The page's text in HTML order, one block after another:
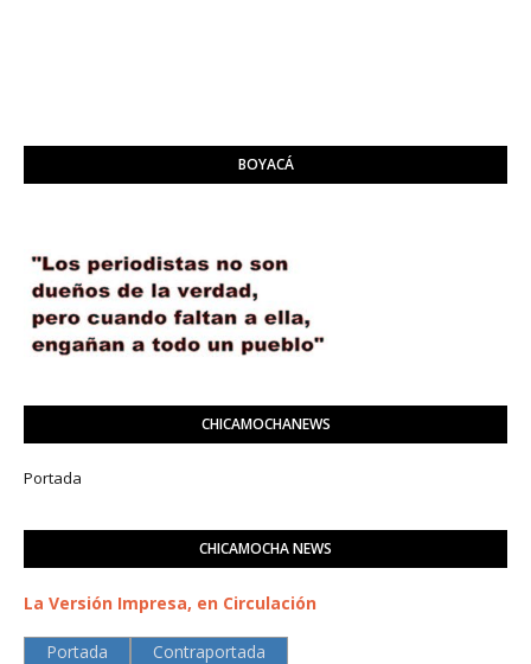
BOYACÁ
CHICAMOCHANEWS
Portada
CHICAMOCHA NEWS
La Versión Impresa, en Circulación
Portada Contraportada